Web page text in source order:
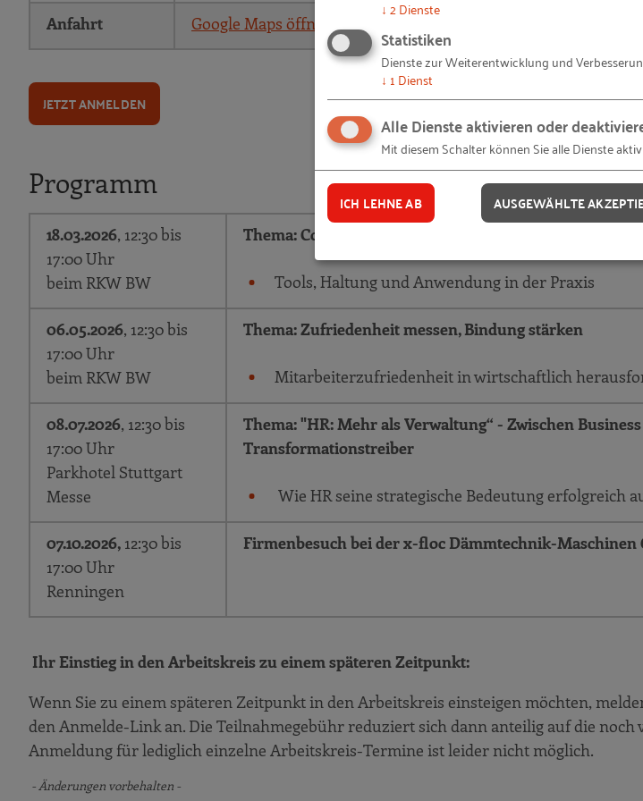
Anfahrt Google Maps öffnen
JETZT ANMELDEN
Programm
18.03.2026, 12:30 bis
17:00 Uhr
beim RKW BW
Thema:Coachingkompetenzen für Personaler
Tools, Haltung und Anwendung in der Praxis
06.05.2026, 12:30 bis
17:00 Uhr
beim RKW BW
Thema: Zufriedenheit messen, Bindung stärken
Mitarbeiterzufriedenheit in wirtschaftlich
08.07.2026, 12:30 bis
17:00 Uhr
Parkhotel Stuttgart
Messe
Thema: "HR: Mehr als Verwaltung“ - Zwischen
Transformationstreiber
Wie HR seine strategische Bedeutung erfolgreich
07.10.2026, 12:30 bis
17:00 Uhr
Renningen
Firmenbesuch bei der x-floc Dämmtechnik-Maschinen
Ihr Einstieg in den Arbeitskreis zu einem späteren Zeitpunkt:
Wenn Sie zu einem späteren Zeitpunkt in den Arbeitskreis einsteigen möchten,
den Anmelde-Link an. Die Teilnahmegebühr reduziert sich dann anteilig auf die noch
Anmeldung für lediglich einzelne Arbeitskreis-Termine ist leider nicht möglich.
- Änderungen vorbehalten -
↓ 2Dienste
Statistiken
Dienste zur Weiterentwicklung und
↓ 1 Dienst
Alle Dienste aktivieren oder
Mit diesem Schalter können Sie alle Dienste
ICH LEHNE AB AUSGEWÄHLTE